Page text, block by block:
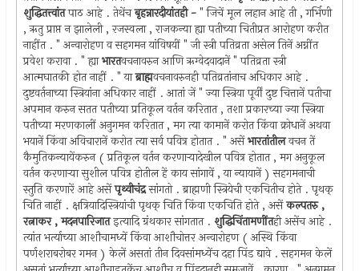
शुद्धितत्त्वांतपाठ आहे . तेथेंचबृहन्नारदीयांतही -" जिचें मूल लहान आहे ती , गर्भिणी
, ऋतु प्राप्त न झालेली , रजस्वला , राजकन्या ह्या पतीच्या चितीप्रत आरोहण करीत
नाहींत . " अन्वारोहण व सहगमन यांविषयीं " जी स्त्री पतिव्रता असेल तिनें अग्नींत
प्रवेश करावा . " ह्याभारतवचनावरुन आणि ऋग्वेदवादानें " पतिव्रता स्त्री
आत्मघातकी होत नाहीं . " याब्राह्मवचनावरुनही पतिव्रतांनाच अधिकार आहे .
दुष्टवर्तनाच्या स्त्रियांना अधिकार नाहीं . आतां जें " ज्या स्त्रिया पूर्वीं दुष्ट चित्तानें पतीचा
अपमान करुन सतत पतीच्या प्रतिकूल वर्तन करितात , तशा प्रकारच्या ज्या स्त्रिया
पतीच्या मरणकालीं अनुगमन करितात , मग त्या कामानें करोत किंवा क्रोधानें अथवा
भयानें किंवा अविचारानें करोत त्या सर्व पवित्र होतात . " असेंभारतांतीलवचन तें
कैमुतिकन्यायेंकरुन ( प्रतिकूल वर्तन करणार्‍यादेखील पवित्र होतात , मग अनुकूल
वर्तन करणार्‍या सुशील पवित्र होतील हें काय सांगावें , या न्यायानें ) सहगमनाची
स्तुति करणारें आहे असेंपृथ्वीचंद्रसांगतो . ब्राह्मणी स्त्रियेची एकचितीच होते . पृथक्
चिति नाहीं . क्षत्रियादिस्त्रियांची पृथक् चिति किंवा एकचिति होते , असेंकल्पतरु ,
रत्नाकर , मदनपारिजातइत्यादि ग्रंथकार सांगतात . शुद्धिचिंतामणींतही असेंच आहे .
त्यांत भर्त्याच्या आशौचामध्यें किंवा आशौचोत्तर अन्वारोहण ( अस्थि किंवा
पर्णशराबरोबर गमन ) केलें असतां तीन दिवसांमध्येंच दहा पिंड द्यावे . सहगमन केलें